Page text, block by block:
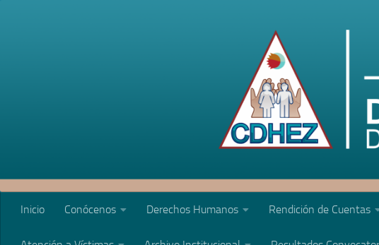
Inicio Conócenos Derechos Humanos Rendición de Cuentas